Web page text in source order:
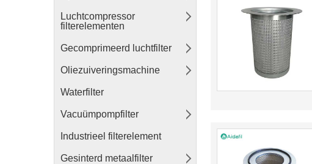
Luchtcompressor
filterelementen
Gecomprimeerd luchtfilter
Oliezuiveringsmachine
Waterfilter
Vacuümpompfilter
Industrieel filterelement
Gesinterd metaalfilter